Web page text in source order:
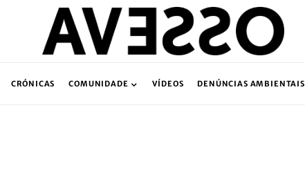
CRÓNICAS COMUNIDADE VÍDEOS DENÚNCIAS AMBIENTAIS